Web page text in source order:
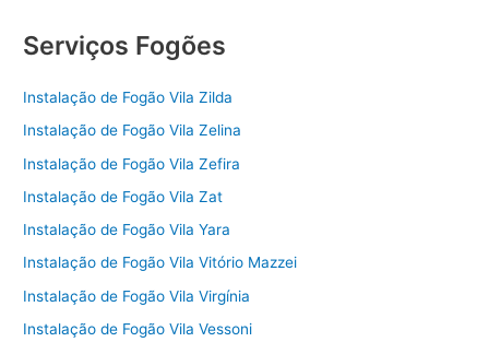
Serviços Fogões
Instalação de Fogão Vila Zilda
Instalação de Fogão Vila Zelina
Instalação de Fogão Vila Zefira
Instalação de Fogão Vila Zat
Instalação de Fogão Vila Yara
Instalação de Fogão Vila Vitório Mazzei
Instalação de Fogão Vila Virgínia
Instalação de Fogão Vila Vessoni